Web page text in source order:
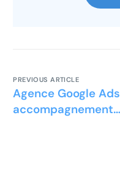
PREVIOUS ARTICLE
Agence Google Ads
accompagnement